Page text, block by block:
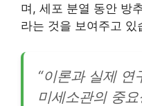
며, 세포 분열 동안 방
라는 것을 보여주고 있
“이론과 실제 연
미세소관의 중